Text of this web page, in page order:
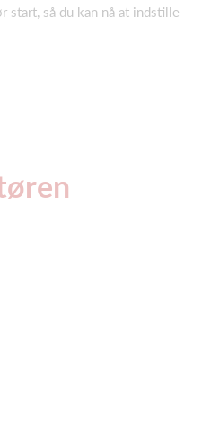
start, så du kan nå at indstille